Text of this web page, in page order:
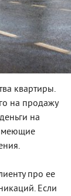
квартиры.
на продажу
на
про ее
Если